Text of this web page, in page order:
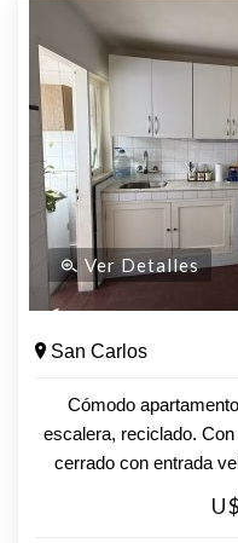
una zona tranquila y
la oportunidad de
la paz que mereces.
Consulta con nuestros
tu nuevo
Ver Detalles
San Carlos
Cómodo
escalera, reciclado.
cerrado con entrada
postigones en buen
y